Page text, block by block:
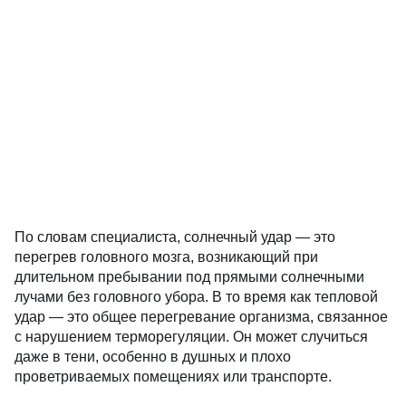
По словам специалиста, солнечный удар — это
перегрев головного мозга, возникающий при
длительном пребывании под прямыми солнечными
лучами без головного убора. В то время как тепловой
удар — это общее перегревание организма, связанное
с нарушением терморегуляции. Он может случиться
даже в тени, особенно в душных и плохо
проветриваемых помещениях или транспорте.